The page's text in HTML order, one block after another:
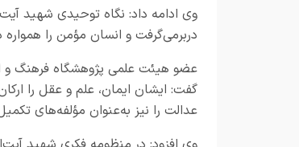
وی ادامه داد: نگاه توحیدی شهید
دربرمی‌گرفت و انسان مؤمن را
عضو هیئت علمی پژوهشگاه فرهنگ و
گفت: ایشان ایمان، علم و عقل را
عدالت را نیز به‌عنوان مؤلفه‌های